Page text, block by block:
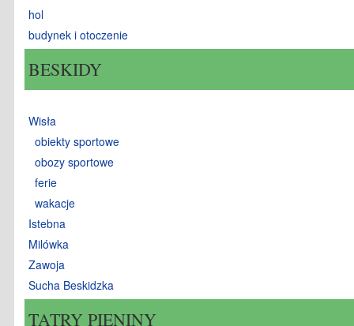
hol
budynek i otoczenie
BESKIDY
Wisła
obiekty sportowe
obozy sportowe
ferie
wakacje
Istebna
Milówka
Zawoja
Sucha Beskidzka
TATRY PIENINY